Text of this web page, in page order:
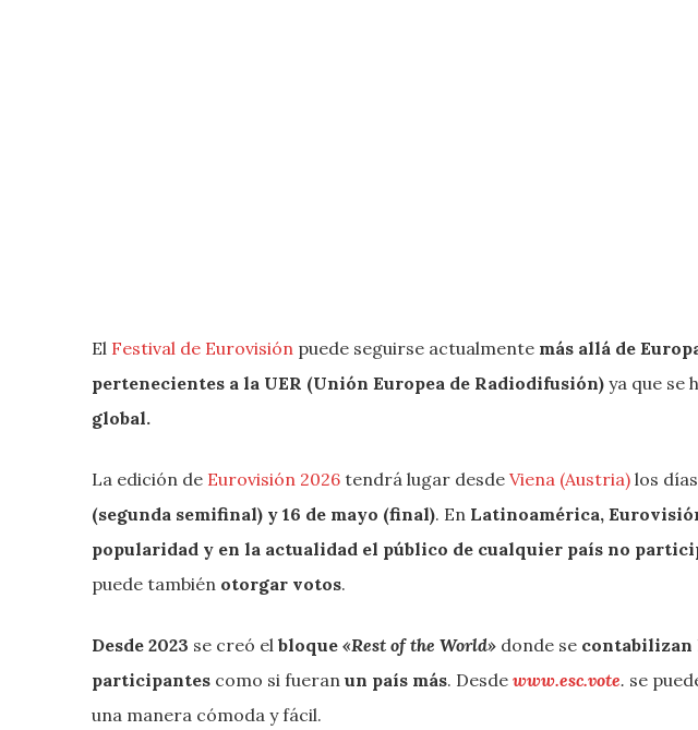
El Festival de Eurovisión puede seguirse actualmente más allá de
pertenecientes a la UER (Unión Europea de Radiodifusión) ya que se
global.
La edición de Eurovisión 2026 tendrá lugar desde Viena (Austria) los días
(segunda semifinal) y 16 de mayo (final). En Latinoamérica,
popularidad y en la actualidad el público de cualquier país no
puede también otorgar votos.
Desde 2023 se creó el bloque «Rest of the World» donde se contabilizan
participantes como si fueran un país más. Desde www.esc.vote. se
una manera cómoda y fácil.